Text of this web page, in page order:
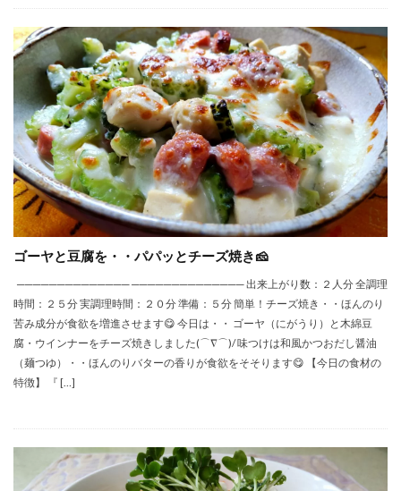
ゴーヤと豆腐を・・パパッとチーズ焼き🧀
────────────── ────────────── 出来上がり数：２人分 全調理
時間：２５分 実調理時間：２０分 準備：５分 簡単！チーズ焼き・・ほんのり
苦み成分が食欲を増進させます😋 今日は・・ ゴーヤ（にがうり）と木綿豆
腐・ウインナーをチーズ焼きしました(⌒∇⌒)/ 味つけは和風かつおだし醤油
（麺つゆ）・・ほんのりバターの香りが食欲をそそります😋 【今日の食材の
特徴】 『 […]